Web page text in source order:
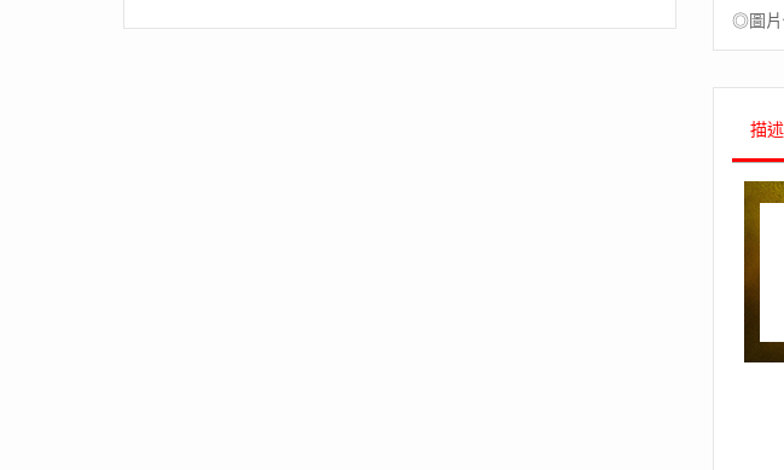
20
QL2.1
及
QL2
◎圖片
描述